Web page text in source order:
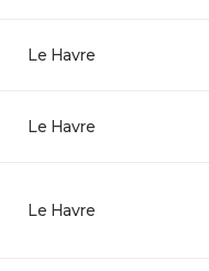
Le Havre
Le Havre
Le Havre